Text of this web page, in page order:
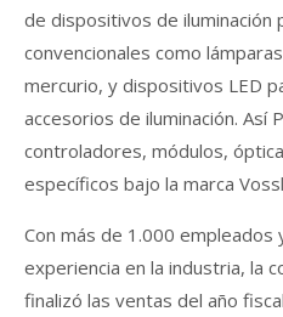
de dispositivos de iluminación
convencionales como
mercurio, y dispositivos LED
accesorios de iluminación. Así
controladores, módulos,
específicos bajo la marca
Con más de 1.000 empleados
experiencia en la industria, la
finalizó las ventas del año